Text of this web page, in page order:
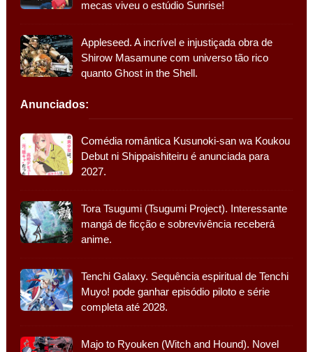
mecas viveu o estúdio Sunrise!
Appleseed. A incrível e injustiçada obra de
Shirow Masamune com universo tão rico
quanto Ghost in the Shell.
Anunciados:
Comédia romântica Kusunoki-san wa Koukou
Debut ni Shippaishiteiru é anunciada para
2027.
Tora Tsugumi (Tsugumi Project). Interessante
mangá de ficção e sobrevivência receberá
anime.
Tenchi Galaxy. Sequência espiritual de Tenchi
Muyo! pode ganhar episódio piloto e série
completa até 2028.
Majo to Ryouken (Witch and Hound). Novel